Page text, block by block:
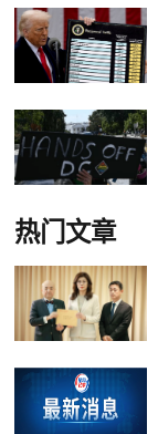
热门文章